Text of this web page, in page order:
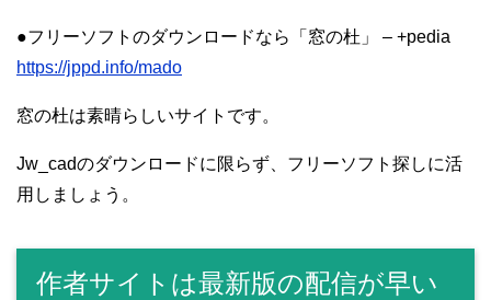
●フリーソフトのダウンロードなら「窓の杜」 – +pedia
https://jppd.info/mado
窓の杜は素晴らしいサイトです。
Jw_cadのダウンロードに限らず、フリーソフト探しに活
用しましょう。
作者サイトは最新版の配信が早い